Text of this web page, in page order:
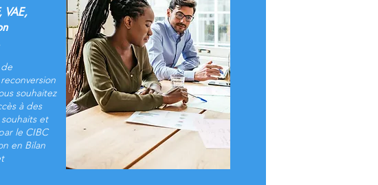
VAE,
souhaitez
à des
et
le CIBC
en Bilan